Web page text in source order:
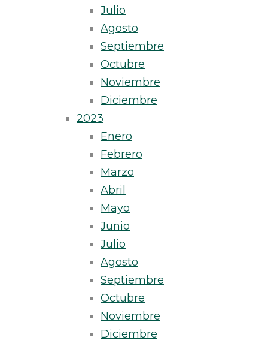
Julio
Agosto
Septiembre
Octubre
Noviembre
Diciembre
2023
Enero
Febrero
Marzo
Abril
Mayo
Junio
Julio
Agosto
Septiembre
Octubre
Noviembre
Diciembre